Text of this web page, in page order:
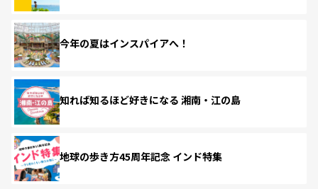
今年の夏はインスパイアへ！
知れば知るほど好きになる 湘南・江の島
地球の歩き方45周年記念 インド特集